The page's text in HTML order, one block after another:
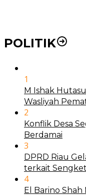
POLITIK
1
M Ishak
Wasliyah
2
Konflik Desa
Berdamai
3
DPRD Riau
terkait
4
El Barino Shah